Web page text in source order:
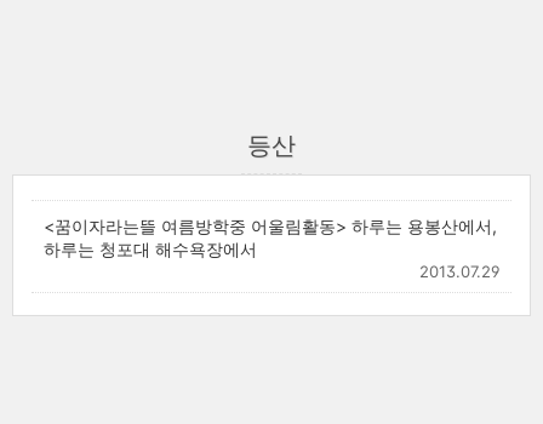
등산
<꿈이자라는뜰 여름방학중 어울림활동> 하루는 용봉산에서,
하루는 청포대 해수욕장에서
2013.07.29